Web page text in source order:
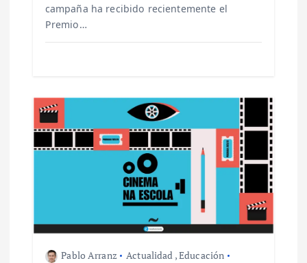
campaña ha recibido recientemente el
Premio…
Pablo Arranz Actualidad ,Educación